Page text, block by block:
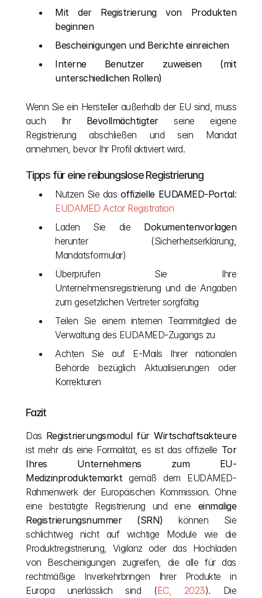
Mit der Registrierung von Produkten
beginnen
Bescheinigungen und Berichte einreichen
Interne Benutzer zuweisen (mit
unterschiedlichen Rollen)
Wenn Sie ein Hersteller außerhalb der EU sind, muss
auch Ihr Bevollmächtigter seine eigene
Registrierung abschließen und sein Mandat
annehmen, bevor Ihr Profil aktiviert wird.
Tipps für eine reibungslose Registrierung
Nutzen Sie das offizielle EUDAMED-Portal:
EUDAMED Actor Registration
Laden Sie die Dokumentenvorlagen
herunter (Sicherheitserklärung,
Mandatsformular)
Überprüfen Sie Ihre
Unternehmensregistrierung und die Angaben
zum gesetzlichen Vertreter sorgfältig
Teilen Sie einem internen Teammitglied die
Verwaltung des EUDAMED-Zugangs zu
Achten Sie auf E-Mails Ihrer nationalen
Behörde bezüglich Aktualisierungen oder
Korrekturen
Fazit
Das Registrierungsmodul für Wirtschaftsakteure
ist mehr als eine Formalität, es ist das offizielle Tor
Ihres Unternehmens zum EU-
Medizinproduktemarkt gemäß dem EUDAMED-
Rahmenwerk der Europäischen Kommission. Ohne
eine bestätigte Registrierung und eine einmalige
Registrierungsnummer (SRN) können Sie
schlichtweg nicht auf wichtige Module wie die
Produktregistrierung, Vigilanz oder das Hochladen
von Bescheinigungen zugreifen, die alle für das
rechtmäßige Inverkehrbringen Ihrer Produkte in
Europa unerlässlich sind (EC, 2023). Die